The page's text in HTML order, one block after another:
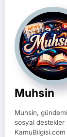
Muhsin
Muhsin,
sosyal destekler